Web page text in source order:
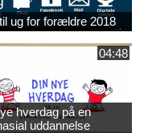
til ug for forældre 2018
04:48
hverdag på en
uddannelse